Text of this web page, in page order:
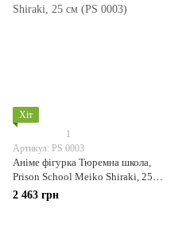
Хіт
1
Артикул: PS 0003
Аніме фігурка Тюремна школа,
Prison School Meiko Shiraki, 25
см (PS 0003)
2 463 грн